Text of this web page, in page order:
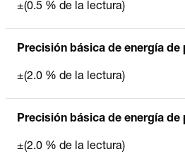
±(0.5 % de la lectura)
Precisión básica de energía de
±(2.0 % de la lectura)
Precisión básica de energía de
±(2.0 % de la lectura)